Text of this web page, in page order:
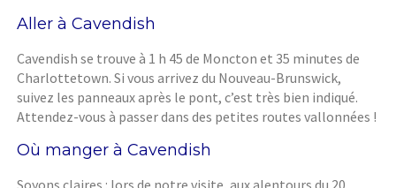
Aller à Cavendish
Cavendish se trouve à 1 h 45 de Moncton et 35 minutes de
Charlottetown. Si vous arrivez du Nouveau-Brunswick,
suivez les panneaux après le pont, c’est très bien indiqué.
Attendez-vous à passer dans des petites routes vallonnées !
Où manger à Cavendish
Soyons claires : lors de notre visite, aux alentours du 20